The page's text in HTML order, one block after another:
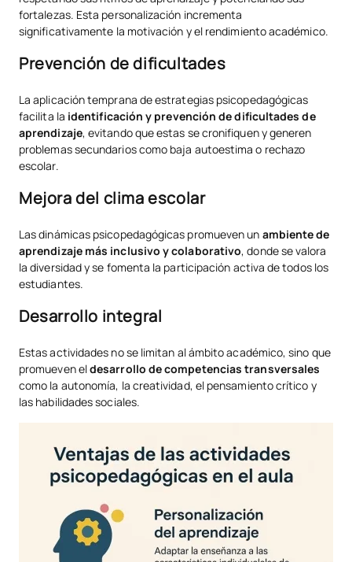
fortalezas. Esta personalización incrementa
significativamente la motivación y el rendimiento académico.
Prevención de dificultades
La aplicación temprana de estrategias psicopedagógicas
facilita la identificación y prevención de dificultades de
aprendizaje, evitando que estas se cronifiquen y generen
problemas secundarios como baja autoestima o rechazo
escolar.
Mejora del clima escolar
Las dinámicas psicopedagógicas promueven un ambiente de
aprendizaje más inclusivo y colaborativo, donde se valora
la diversidad y se fomenta la participación activa de todos los
estudiantes.
Desarrollo integral
Estas actividades no se limitan al ámbito académico, sino que
promueven eldesarrollo de competencias transversales
como la autonomía, la creatividad, el pensamiento crítico y
las habilidades sociales.